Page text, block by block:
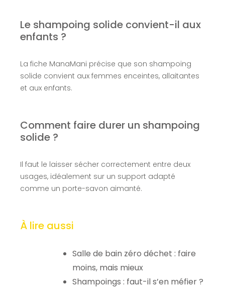
Le shampoing solide convient-il aux
enfants ?
La fiche ManaMani précise que son shampoing
solide convient aux femmes enceintes, allaitantes
et aux enfants.
Comment faire durer un shampoing
solide ?
Il faut le laisser sécher correctement entre deux
usages, idéalement sur un support adapté
comme un porte-savon aimanté.
À lire aussi
Salle de bain zéro déchet : faire
moins, mais mieux
Shampoings : faut-il s’en méfier ?